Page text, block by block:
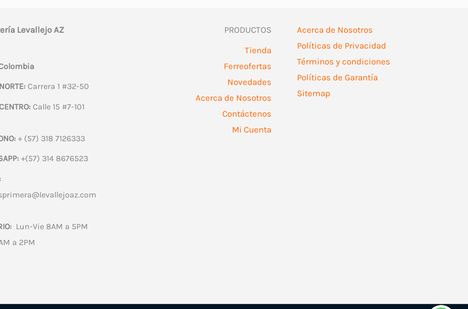
Levallejo AZ
Carrera 1 #32-50
Calle 15 #7-101
+ (57) 318 7126333
+(57) 314 8676523
Lun-Vie 8AM a 5PM
a 2PM
PRODUCTOS
Tienda
Ferreofertas
Novedades
Acerca de Nosotros
Contáctenos
Mi Cuenta
Acerca de Nosotros
Políticas de Privacidad
Términos y condiciones
Políticas de Garantía
Sitemap